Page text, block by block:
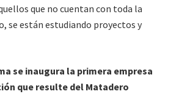
que no cuentan con toda la
se están estudiando proyectos y
se inaugura la primera empresa
que resulte del Matadero